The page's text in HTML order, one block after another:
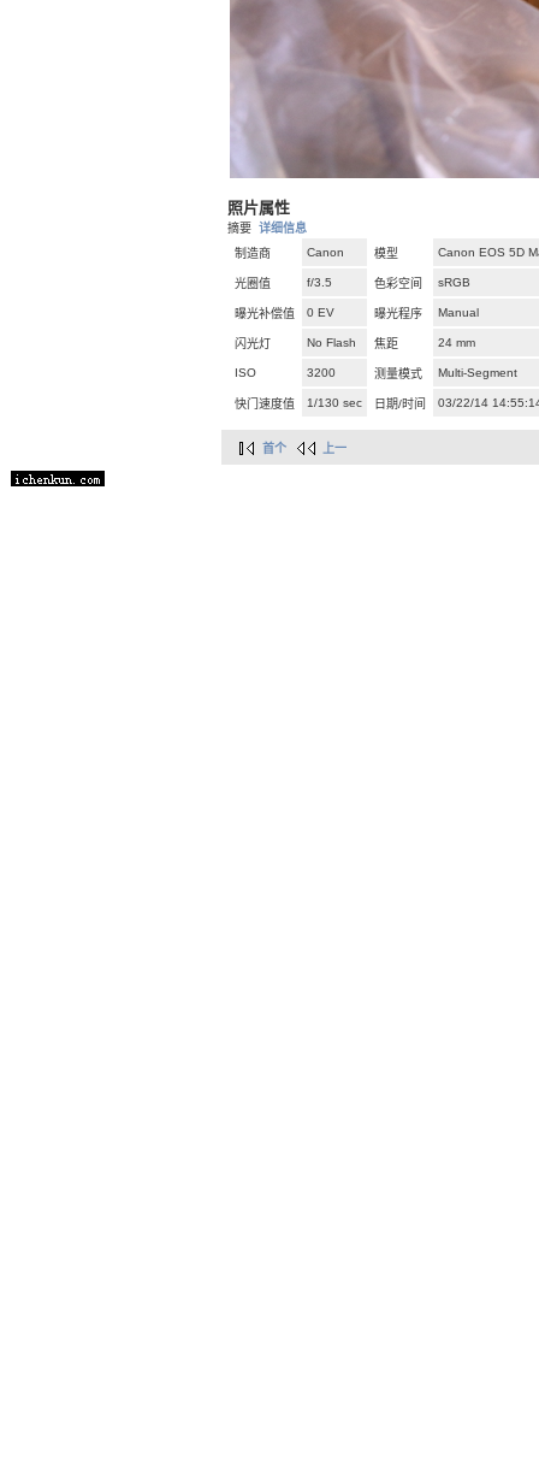
照片属性
摘要 详细信息
制造商
Canon 模型 Canon EOS 5D
光圈值 f/3.5 色彩空间 sRGB
曝光补偿值 0 EV 曝光程序 Manual
闪光灯 No Flash 焦距 24 mm
ISO 3200 测量模式 Multi-Segment
快门速度值 1/130 sec 日期/时间 03/22/14
首个 上一